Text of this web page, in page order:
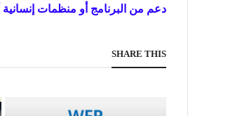
دعم من البرنامج أو منظمات
SHARE THIS